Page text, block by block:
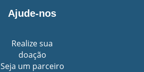
Ajude-nos
Realize sua
doação
Seja um parceiro